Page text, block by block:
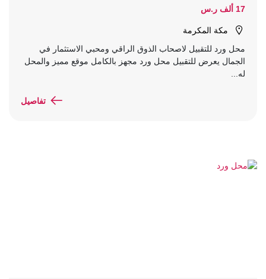
17 ألف ر.س
مكة المكرمة
محل ورد للتقبيل لاصحاب الذوق الراقي ومحبي الاستثمار في
الجمال يعرض للتقبيل محل ورد مجهز بالكامل موقع مميز والمحل
له...
تفاصيل